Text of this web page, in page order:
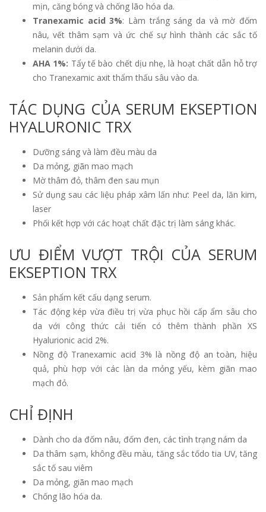
mịn, căng bóng và chống lão hóa da.
Tranexamic acid 3%: Làm trắng sáng da và mờ đốm
nâu, vết thâm sạm và ức chế sự hình thành các sắc tố
melanin dưới da.
AHA 1%: Tẩy tế bào chết dịu nhẹ, là hoạt chất dẫn hỗ trợ
cho Tranexamic axit thẩm thấu sâu vào da.
TÁC DỤNG CỦA SERUM EKSEPTION
HYALURONIC TRX
Dưỡng sáng và làm đều màu da
Da mỏng, giãn mao mạch
Mờ thâm đỏ, thâm đen sau mụn
Sử dụng sau các liệu pháp xâm lấn như: Peel da, lăn kim,
laser
Phối kết hợp với các hoạt chất đặc trị làm sáng khác.
ƯU ĐIỂM VƯỢT TRỘI CỦA SERUM
EKSEPTION TRX
Sản phẩm kết cấu dạng serum.
Tác động kép vừa điều trị vừa phục hồi cấp ẩm sâu cho
da với công thức cải tiến có thêm thành phần XS
Hyalurionic acid 2%.
Nồng độ Tranexamic acid 3% là nồng độ an toàn, hiệu
quả, phù hợp với các làn da mỏng yếu, kèm giãn mao
mạch đỏ.
CHỈ ĐỊNH
Dành cho da đốm nâu, đốm đen, các tình trạng nám da
Da thâm sạm, không đều màu, tăng sắc tốdo tia UV, tăng
sắc tố sau viêm
Da mỏng, giãn mao mạch
Chống lão hóa da.